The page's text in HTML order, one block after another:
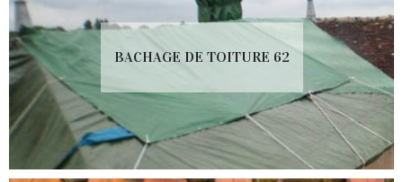
BACHAGE DE TOITURE 62